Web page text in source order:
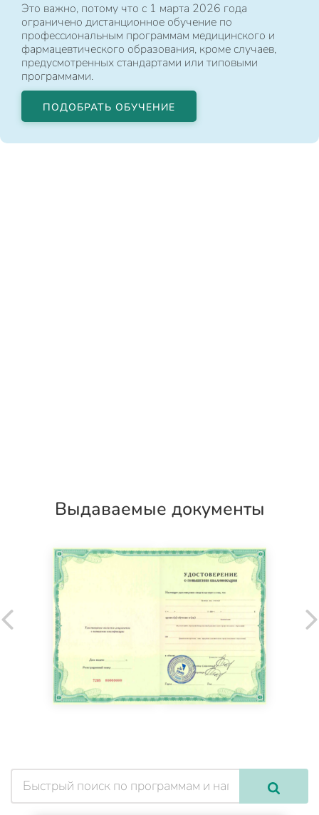
Это важно, потому что с 1 марта 2026 года
ограничено дистанционное обучение по
профессиональным программам медицинского и
фармацевтического образования, кроме случаев,
предусмотренных стандартами или типовыми
программами.
ПОДОБРАТЬ ОБУЧЕНИЕ
Выдаваемые документы